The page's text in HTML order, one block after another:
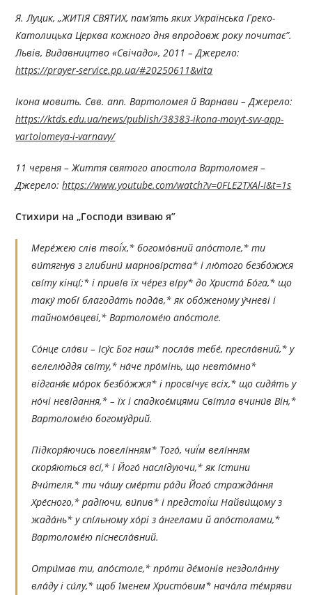
Я. Луцик, „ЖИТІЯ СВЯТИХ, пам’ять яких Українська Греко-
Католицька Церква кожного дня впродовж року почитає”.
Львів, Видавництво «Свічадо», 2011 – Джерелo:
https://prayer-service.pp.ua/#20250611&vita
Ікона мовить. Свв. апп. Вартоломея й Варнави – Джерелo:
https://ktds.edu.ua/news/publish/38383-ikona-movyt-svv-app-
vartolomeya-i-varnavy/
11 червня – Життя святого апостола Вартоломея –
Джерелo:https://www.youtube.com/watch?v=0FLE2TXAl-I&t=1s
Стихири на „Господи взиваю я”
Мере́жею слів твої́х,* богомо́вний апо́столе,* ти
ви́тягнув з глибини́ марнові́рства* і лю́того безбо́жжя
сві́ту кінці́;* і приві́в їх че́рез ві́ру* до Христа́ Бо́га,* що
таку́ тобі́ благода́ть пода́в,* як обо́женому у́чневі і
тайномо́вцеві,* Вартоломе́ю апо́столе.
Со́нце сла́ви – Ісу́с Бог наш* посла́в тебе́, пресла́вний,* у
велелю́ддя сві́ту,* на́че про́мінь, що невто́мно*
відганя́є мо́рок безбо́жжя* і просві́чує всіх,* що сидя́ть у
но́чі неві́дання,* – їх і спадкоє́мцями Сві́тла вчини́в Він,*
Вартоломе́ю богому́дрий.
Підкоря́ючись повелі́нням* Того́, чиї́м велі́нням
скоря́ються всі,* і Його́ наслі́дуючи,* як і́стини
Вчи́теля,* ти ча́шу сме́рти ра́ди Його́ стражда́ння
Хре́сного,* раді́ючи, ви́пив* і предстої́ш Найви́щому з
жада́нь* у спі́льному хо́рі з а́нгелами й апо́столами,*
Вартоломе́ю піснесла́вний.
Отри́мав ти, апо́столе,* про́ти де́монів нездола́нну
вла́ду і си́лу,* щоб І́менем Христо́вим* нача́ла те́мряви